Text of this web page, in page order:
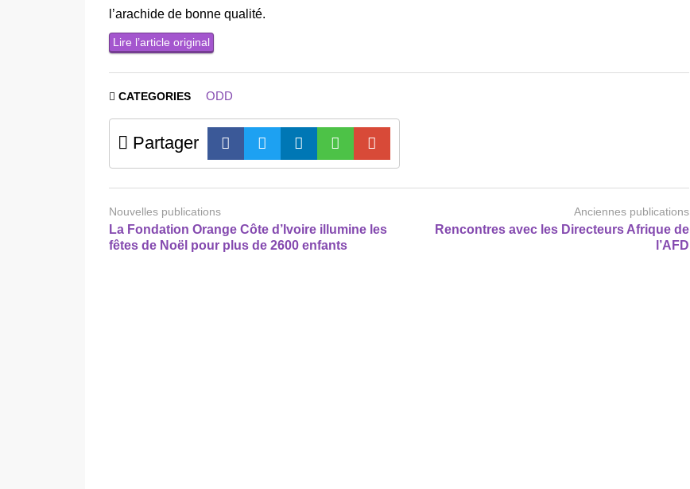
l’arachide de bonne qualité.
Lire l’article original
CATEGORIES ODD
Partager
Nouvelles publications
La Fondation Orange Côte d’Ivoire illumine les
fêtes de Noël pour plus de 2600 enfants
Anciennes publications
Rencontres avec les Directeurs Afrique de
l’AFD